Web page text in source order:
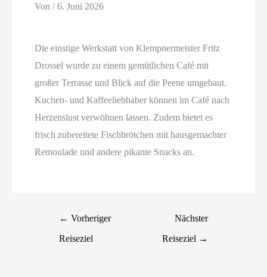
Von/6. Juni 2026
Die einstige Werkstatt von Klempnermeister Fritz
Drossel wurde zu einem gemütlichen Café mit
großer Terrasse und Blick auf die Peene umgebaut.
Kuchen- und Kaffeeliebhaber können im Café nach
Herzenslust verwöhnen lassen. Zudem bietet es
frisch zubereitete Fischbrötchen mit hausgemachter
Remoulade und andere pikante Snacks an.
← Vorheriger
Reiseziel
Nächster
Reiseziel →